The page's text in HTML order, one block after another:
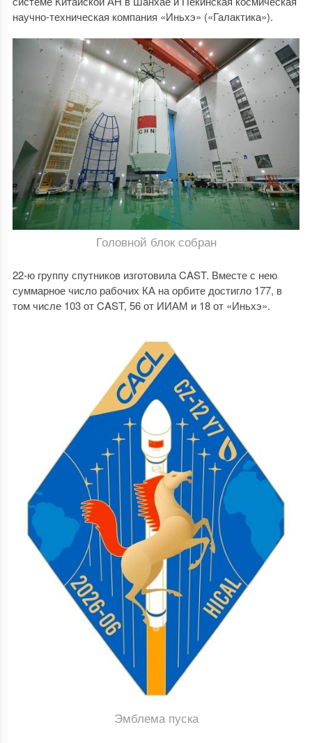
научно-техническая компания «Иньхэ» («Галактика»).
Головной блок собран
22-ю группу спутников изготовила CAST. Вместе с нею
суммарное число рабочих КА на орбите достигло 177, в
том числе 103 от CAST, 56 от ИИАМ и 18 от «Иньхэ».
Эмблема пуска